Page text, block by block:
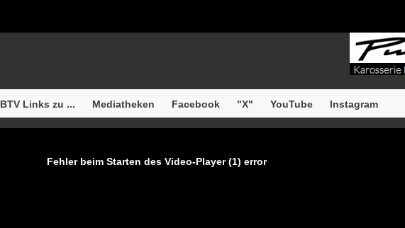
BTV Links zu ... Mediatheken Facebook "X" YouTube Instagram
Fehler beim Starten des Video-Player (1) error